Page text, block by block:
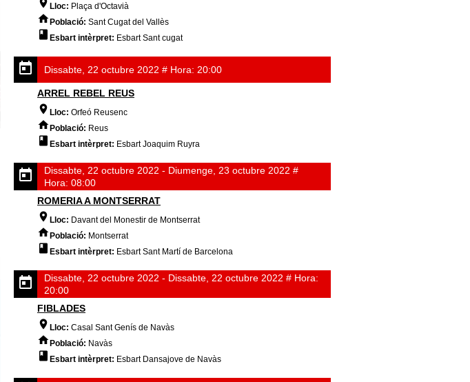
Lloc: Plaça d'Octavià
Població: Sant Cugat del Vallès
Esbart intèrpret: Esbart Sant cugat
Dissabte, 22 octubre 2022 # Hora: 20:00
ARREL REBEL REUS
Lloc: Orfeó Reusenc
Població: Reus
Esbart intèrpret: Esbart Joaquim Ruyra
Dissabte, 22 octubre 2022 - Diumenge, 23 octubre 2022 #
Hora: 08:00
ROMERIA A MONTSERRAT
Lloc: Davant del Monestir de Montserrat
Població: Montserrat
Esbart intèrpret: Esbart Sant Martí de Barcelona
Dissabte, 22 octubre 2022 - Dissabte, 22 octubre 2022 # Hora:
20:00
FIBLADES
Lloc: Casal Sant Genís de Navàs
Població: Navàs
Esbart intèrpret: Esbart Dansajove de Navàs